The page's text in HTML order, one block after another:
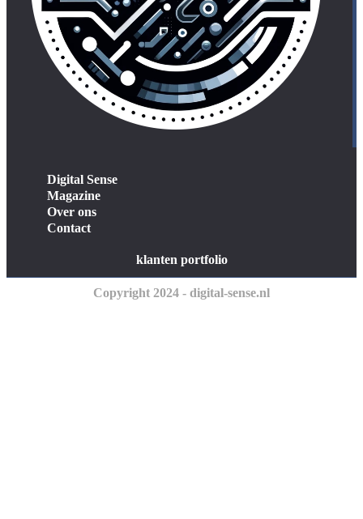
Digital Sense
Magazine
Over ons
Contact
klanten portfolio
Copyright 2024 - digital-sense.nl